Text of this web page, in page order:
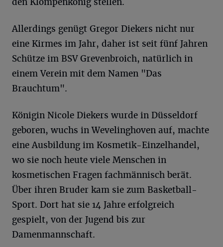
Allerdings genügt Gregor Diekers nicht nur
eine Kirmes im Jahr, daher ist seit fünf Jahren
Schütze im BSV Grevenbroich, natürlich in
einem Verein mit dem Namen "Das
Brauchtum".
Königin Nicole Diekers wurde in Düsseldorf
geboren, wuchs in Wevelinghoven auf, machte
eine Ausbildung im Kosmetik-Einzelhandel,
wo sie noch heute viele Menschen in
kosmetischen Fragen fachmännisch berät.
Über ihren Bruder kam sie zum Basketball-
Sport. Dort hat sie 14 Jahre erfolgreich
gespielt, von der Jugend bis zur
Damenmannschaft.